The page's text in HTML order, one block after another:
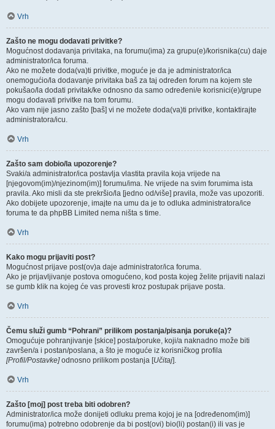
Vrh
Zašto ne mogu dodavati privitke?
Mogućnost dodavanja privitaka, na forumu(ima) za grupu(e)/korisnika(cu) daje
administrator/ica foruma.
Ako ne možete doda(va)ti privitke, moguće je da je administrator/ica
onemogućio/la dodavanje privitaka baš za taj određen forum na kojem ste
pokušao/la dodati privitak/ke odnosno da samo određeni/e korisnici(e)/grupe
mogu dodavati privitke na tom forumu.
Ako vam nije jasno zašto [baš] vi ne možete doda(va)ti privitke, kontaktirajte
administratora/icu.
Vrh
Zašto sam dobio/la upozorenje?
Svaki/a administrator/ica postavlja vlastita pravila koja vrijede na
[njegovom(im)/njezinom(im)] forumu/ima. Ne vrijede na svim forumima ista
pravila. Ako misli da ste prekršio/la [jedno od/više] pravila, može vas upozoriti.
Ako dobijete upozorenje, imajte na umu da je to odluka administratora/ice
foruma te da phpBB Limited nema ništa s time.
Vrh
Kako mogu prijaviti post?
Mogućnost prijave post(ov)a daje administrator/ica foruma.
Ako je prijavljivanje postova omogućeno, kod posta kojeg želite prijaviti nalazi
se gumb klik na kojeg će vas provesti kroz postupak prijave posta.
Vrh
Čemu služi gumb “Pohrani” prilikom postanja/pisanja poruke(a)?
Omogućuje pohranjivanje [skice] posta/poruke, koji/a naknadno može biti
završen/a i postan/poslana, a što je moguće iz korisničkog profila
[Profil/Postavke]odnosno prilikom postanja [Učitaj].
Vrh
Zašto [moj] post treba biti odobren?
Administrator/ica može donijeti odluku prema kojoj je na [određenom(im)]
forumu(ima) potrebno odobrenje da bi post(ovi) bio(li) postan(i) ili vas je